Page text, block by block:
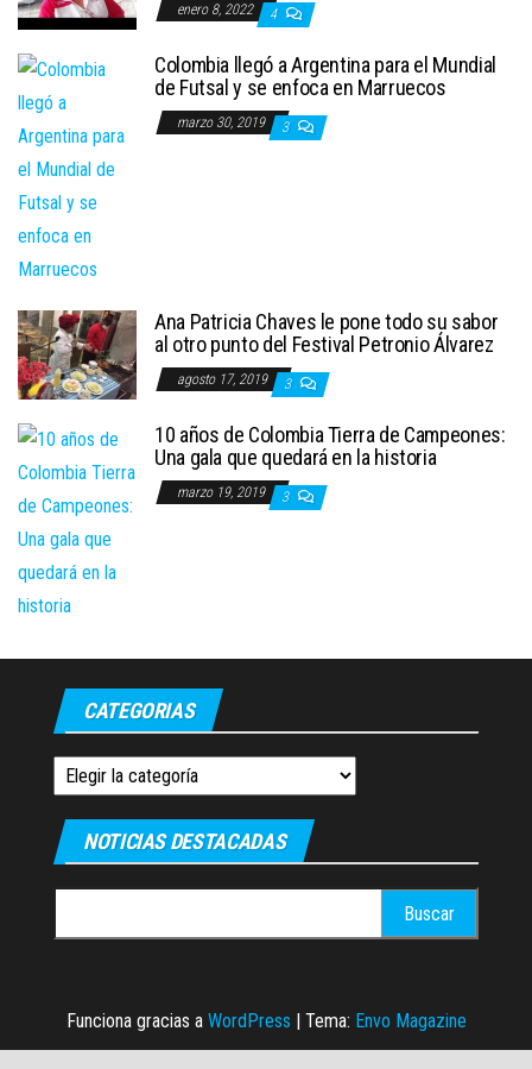
enero 8, 2022 4
Colombia llegó a Argentina para el Mundial
de Futsal y se enfoca en Marruecos
marzo 30, 2019 3
Ana Patricia Chaves le pone todo su sabor
al otro punto del Festival Petronio Álvarez
agosto 17, 2019 3
10 años de Colombia Tierra de Campeones:
Una gala que quedará en la historia
marzo 19, 2019 3
CATEGORIAS
Categorias
NOTICIAS DESTACADAS
Funciona gracias a WordPress | Tema: Envo Magazine